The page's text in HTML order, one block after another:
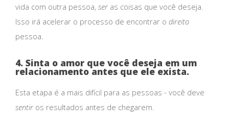
vida com outra pessoa, ser as coisas que você deseja.
Isso irá acelerar o processo de encontrar o direito
pessoa.
4. Sinta o amor que você deseja em um
relacionamento antes que ele exista.
Esta etapa é a mais difícil para as pessoas - você deve
sentir os resultados antes de chegarem.